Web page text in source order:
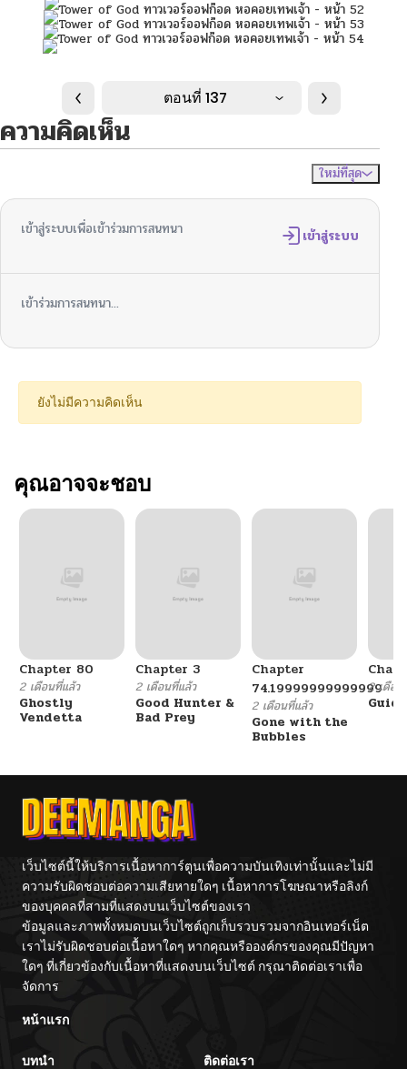
ตอนที่ 137
ความคิดเห็น
ใหม่ที่สุด
เข้าสู่ระบบเพื่อเข้าร่วมการสนทนา เข้าสู่ระบบ
เข้าร่วมการสนทนา...
ยังไม่มีความคิดเห็น
คุณอาจจะชอบ
Chapter 80
2 เดือนที่แล้ว
Ghostly
Vendetta
Chapter 3
2 เดือนที่แล้ว
Good Hunter &
Bad Prey
Chapter
74.19999999999999
2 เดือนที่แล้ว
Gone with the
Bubbles
2 เดือน
เว็บไซต์นี้ให้บริการเนื้อหาการ์ตูนเพื่อความบันเทิงเท่านั้นและไม่มี
ความรับผิดชอบต่อความเสียหายใดๆ เนื้อหาการโฆษณาหรือลิงก์
ของบุคคลที่สามที่แสดงบนเว็บไซต์ของเรา
ข้อมูลและภาพทั้งหมดบนเว็บไซต์ถูกเก็บรวบรวมจากอินเทอร์เน็ต
เราไม่รับผิดชอบต่อเนื้อหาใดๆ หากคุณหรือองค์กรของคุณมีปัญหา
ใดๆ ที่เกี่ยวข้องกับเนื้อหาที่แสดงบนเว็บไซต์ กรุณาติดต่อเราเพื่อ
จัดการ
หน้าแรก
บทนำ ติดต่อเรา